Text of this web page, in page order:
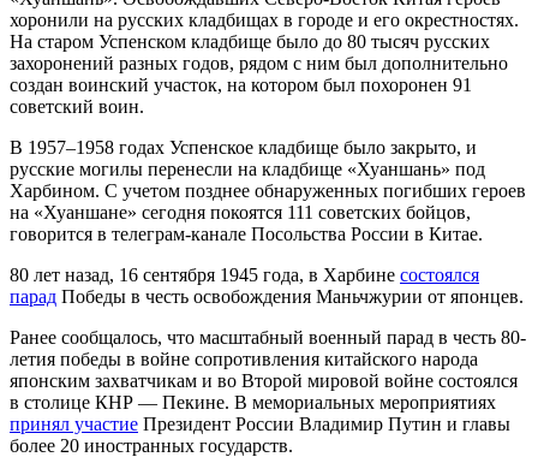
хоронили на русских кладбищах в городе и его окрестностях.
На старом Успенском кладбище было до 80 тысяч русских
захоронений разных годов, рядом с ним был дополнительно
создан воинский участок, на котором был похоронен 91
советский воин.
В 1957–1958 годах Успенское кладбище было закрыто, и
русские могилы перенесли на кладбище «Хуаншань» под
Харбином. С учетом позднее обнаруженных погибших героев
на «Хуаншане» сегодня покоятся 111 советских бойцов,
говорится в телеграм-канале Посольства России в Китае.
80 лет назад, 16 сентября 1945 года, в Харбине состоялся
парад Победы в честь освобождения Маньчжурии от японцев.
Ранее сообщалось, что масштабный военный парад в честь 80-
летия победы в войне сопротивления китайского народа
японским захватчикам и во Второй мировой войне состоялся
в столице КНР — Пекине. В мемориальных мероприятиях
принял участие Президент России Владимир Путин и главы
более 20 иностранных государств.